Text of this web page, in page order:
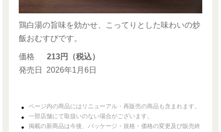
鶏白湯の旨味を効かせ、こってりとした味わいの炒
飯おむすびです。
価格
213円（税込）
発売日
2026年1月6日
ページ内の商品にはリニューアル・再販売の商品も含まれます。
一部店舗にて取扱いのない場合がございます。
掲載の新商品は今後、パッケージ・規格・価格の変更及び販売終